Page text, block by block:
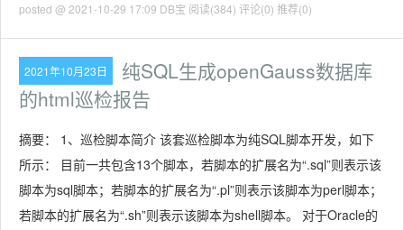
posted @ 2021-10-29 17:09 DB宝 阅读(384) 评论(0) 推荐(0)
2021年10月23日
纯SQL生成openGauss数据库
的html巡检报告
摘要： 1、巡检脚本简介 该套巡检脚本为纯SQL脚本开发，如下
所示： 目前一共包含13个脚本，若脚本的扩展名为“.sql”则表示该
脚本为sql脚本；若脚本的扩展名为“.pl”则表示该脚本为perl脚本；
若脚本的扩展名为“.sh”则表示该脚本为shell脚本。 对于Oracle的